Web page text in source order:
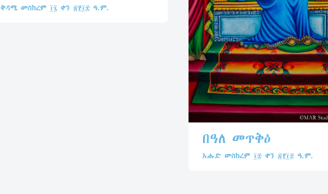
ቅዳሜ መስከረም ፲፯ ቀን ፳፻፲፰ ዓ.ም.
በዓለ መጥቅዕ
እሑድ መስከረም ፲፰ ቀን ፳፻፲፰ ዓ.ም.